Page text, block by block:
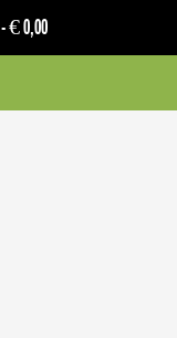
- € 0,00